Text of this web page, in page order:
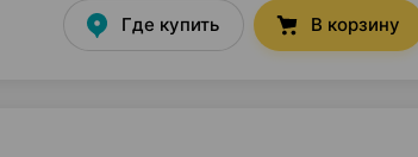
Где купить В корзину